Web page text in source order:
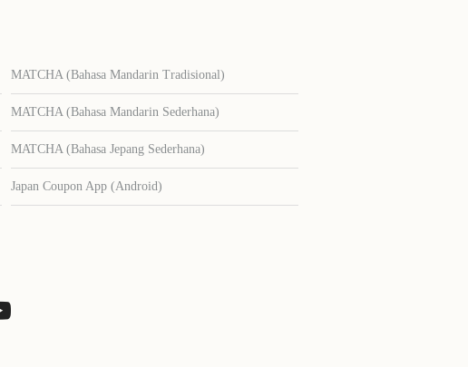
MATCHA (Bahasa Mandarin Tradisional)
MATCHA (Bahasa Mandarin Sederhana)
MATCHA (Bahasa Jepang Sederhana)
Japan Coupon App (Android)